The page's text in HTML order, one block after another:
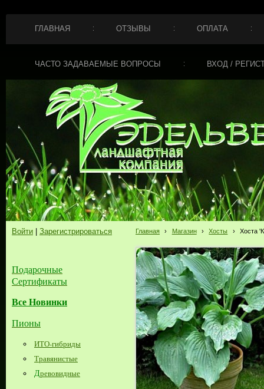
ГЛАВНАЯ ОТЗЫВЫ ОПЛАТА
ЧАСТО ЗАДАВАЕМЫЕ ВОПРОСЫ ВХОД /
Войти Зарегистрироваться
Подарочные
Сертификаты
Все Новинки
Пионы
ИТО-гибриды
Травянистые
Древовидные
Главная › Магазин › Хосты › Хоста